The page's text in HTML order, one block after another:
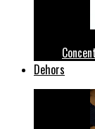
Dehors